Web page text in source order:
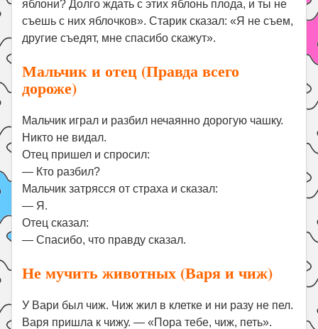
яблони? Долго ждать с этих яблонь плода, и ты не
съешь с них яблочков». Старик сказал: «Я не съем,
другие съедят, мне спасибо скажут».
Мальчик и отец (Правда всего
дороже)
Мальчик играл и разбил нечаянно дорогую чашку.
Никто не видал.
Отец пришел и спросил:
— Кто разбил?
Мальчик затрясся от страха и сказал:
— Я.
Отец сказал:
— Спасибо, что правду сказал.
Не мучить животных (Варя и чиж)
У Вари был чиж. Чиж жил в клетке и ни разу не пел.
Варя пришла к чижу. — «Пора тебе, чиж, петь».